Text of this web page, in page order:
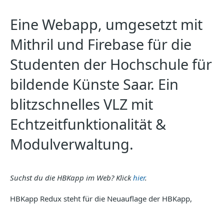
Eine Webapp, umgesetzt mit
Mithril und Firebase für die
Studenten der Hochschule für
bildende Künste Saar. Ein
blitzschnelles VLZ mit
Echtzeitfunktionalität &
Modulverwaltung.
Suchst du die HBKapp im Web? Klickhier.
HBKapp Redux steht für die Neuauflage der HBKapp,